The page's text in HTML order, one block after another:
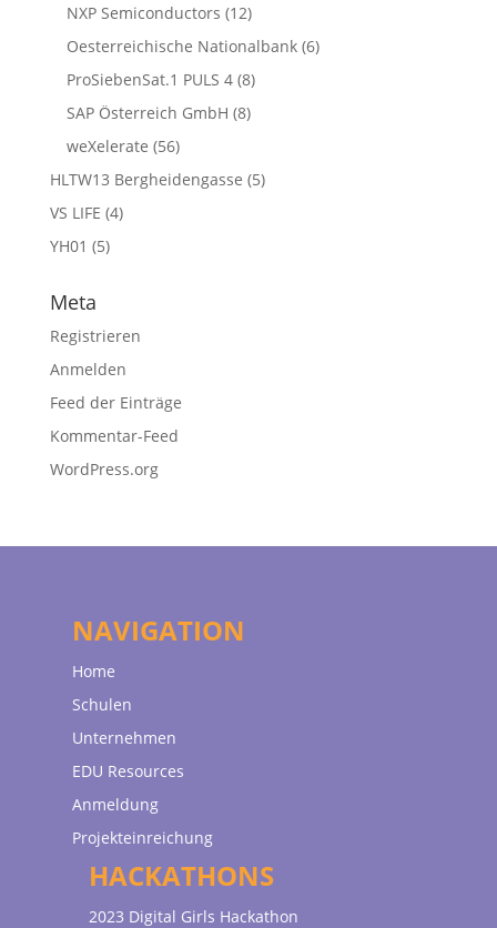
NXP Semiconductors (12)
Oesterreichische Nationalbank(6)
ProSiebenSat.1 PULS 4(8)
SAP Österreich GmbH (8)
weXelerate (56)
HLTW13 Bergheidengasse (5)
VS LIFE (4)
YH01 (5)
Meta
Registrieren
Anmelden
Feed der Einträge
Kommentar-Feed
WordPress.org
NAVIGATION
Home
Schulen
Unternehmen
EDU Resources
Anmeldung
Projekteinreichung
HACKATHONS
2023 Digital Girls Hackathon